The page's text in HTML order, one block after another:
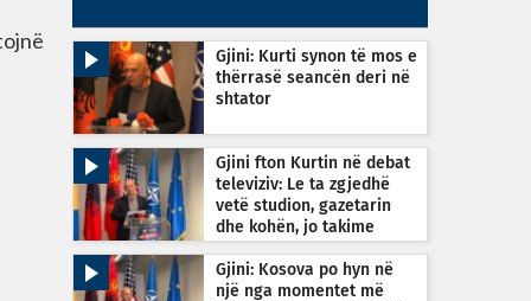
Gjini: Kurti synon të mos e
thërrasë seancën deri në
shtator
Gjini fton Kurtin në debat
televiziv: Le ta zgjedhë
vetë studion, gazetarin
dhe kohën, jo takime
Gjini: Kosova po hyn në
një nga momentet më